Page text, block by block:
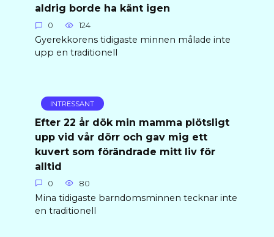
aldrig borde ha känt igen
0 124
Gyerekkorens tidigaste minnen målade inte
upp en traditionell
INTRESSANT
Efter 22 år dök min mamma plötsligt
upp vid vår dörr och gav mig ett
kuvert som förändrade mitt liv för
alltid
0 80
Mina tidigaste barndomsminnen tecknar inte
en traditionell